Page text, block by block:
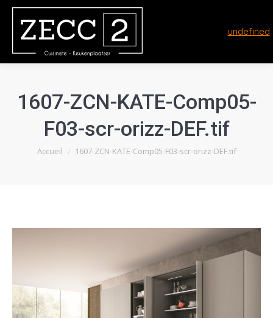
undefined
1607-ZCN-KATE-Comp05-
F03-scr-orizz-DEF.tif
Vous êtes ici :
Accueil 1607-ZCN-KATE-Comp05-F03-scr-orizz-DEF.tif